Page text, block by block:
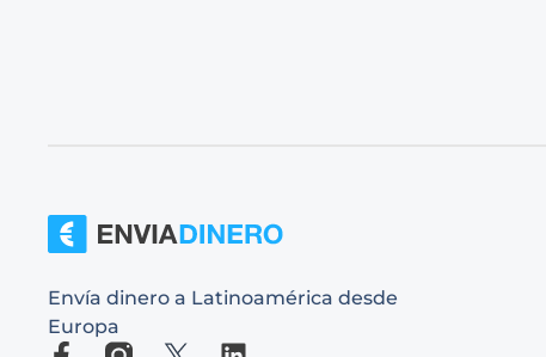
Envía dinero a Latinoamérica desde
Europa